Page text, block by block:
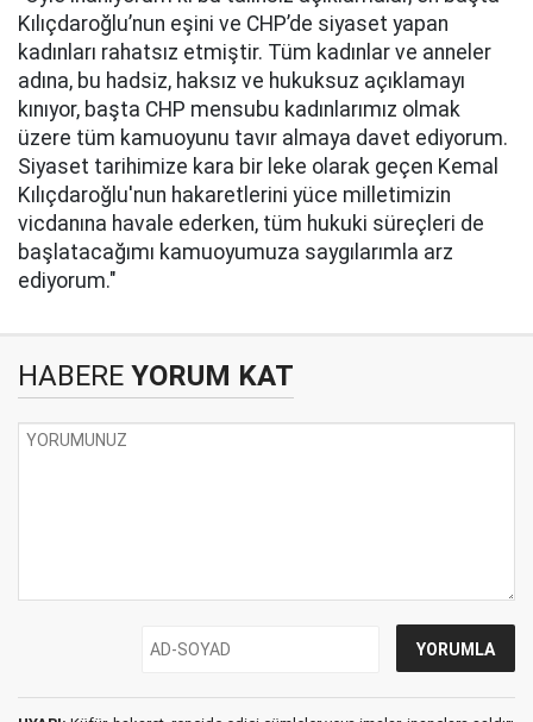
Kılıçdaroğlu’nun eşini ve CHP’de siyaset yapan
kadınları rahatsız etmiştir. Tüm kadınlar ve anneler
adına, bu hadsiz, haksız ve hukuksuz açıklamayı
kınıyor, başta CHP mensubu kadınlarımız olmak
üzere tüm kamuoyunu tavır almaya davet ediyorum.
Siyaset tarihimize kara bir leke olarak geçen Kemal
Kılıçdaroğlu'nun hakaretlerini yüce milletimizin
vicdanına havale ederken, tüm hukuki süreçleri de
başlatacağımı kamuoyumuza saygılarımla arz
ediyorum."
HABERE YORUM KAT